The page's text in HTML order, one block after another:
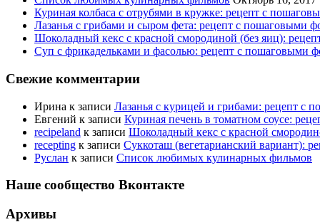
Куриная колбаса с отрубями в кружке: рецепт с
Лазанья с грибами и сыром фета: рецепт с пошаговыми
Шоколадный кекс с красной смородиной (без яиц):
Суп с фрикадельками и фасолью: рецепт с пошаговыми
Свежие комментарии
Ирина к записи Лазанья с курицей и грибами: рецепт с
Евгений к записи Куриная печень в томатном соусе:
recipeland к записи Шоколадный кекс с красной
recepting к записи Суккоташ (вегетарианский вариант):
Руслан к записи Список любимых кулинарных фильмов
Наше сообщество Вконтакте
Архивы